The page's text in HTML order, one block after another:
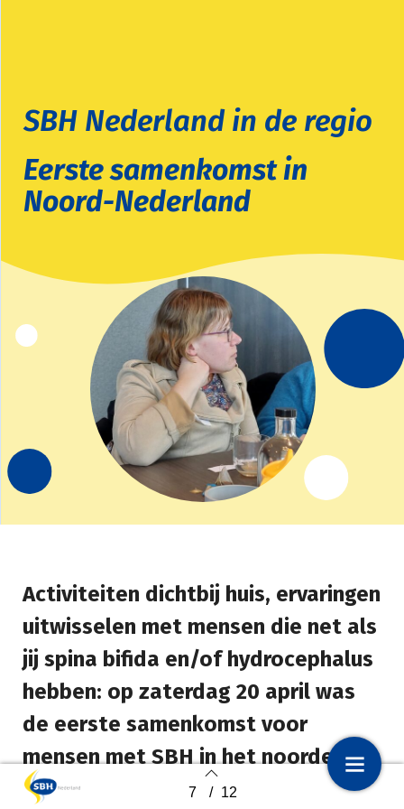
7 / 12
SBH Nederland in de regio
Eerste samenkomst in
Noord-Nederland
Activiteiten dichtbij huis, ervaringen
uitwisselen met mensen die net als
jij spina bifida en/of hydrocephalus
hebben: op zaterdag 20 april was
de eerste samenkomst voor
mensen met SBH in het noorden
van het land. Initiatiefnemer en